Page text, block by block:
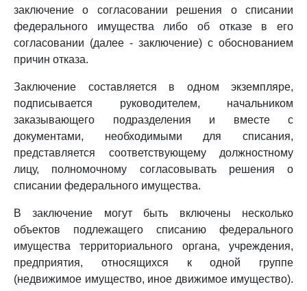
заключение о согласовании решения о списании
федерального имущества либо об отказе в его
согласовании (далее - заключение) с обоснованием
причин отказа.
Заключение составляется в одном экземпляре,
подписывается руководителем, начальником
заказывающего подразделения и вместе с
документами, необходимыми для списания,
представляется соответствующему должностному
лицу, полномочному согласовывать решения о
списании федерального имущества.
В заключение могут быть включены несколько
объектов подлежащего списанию федерального
имущества территориального органа, учреждения,
предприятия, относящихся к одной группе
(недвижимое имущество, иное движимое имущество).